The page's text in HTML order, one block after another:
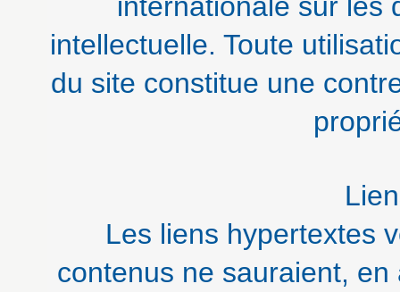
internationale sur les
intellectuelle. Toute
du site constitue une
Les liens hypertextes
contenus ne sauraient,